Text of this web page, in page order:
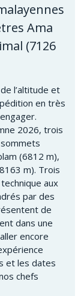
Ama
(7126
l’altitude et
en très
2026, trois
(6812 m),
m). Trois
aux
par des
de
dans une
encore
et les dates
chefs